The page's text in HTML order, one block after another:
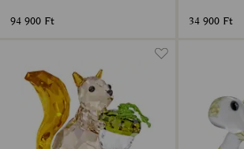
94 900 Ft 34 900 Ft